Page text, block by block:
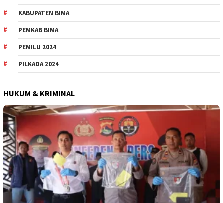
KABUPATEN BIMA
PEMKAB BIMA
PEMILU 2024
PILKADA 2024
HUKUM & KRIMINAL